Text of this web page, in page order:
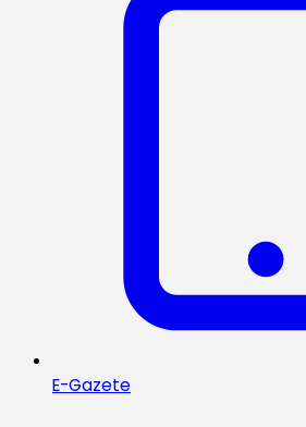
E-Gazete